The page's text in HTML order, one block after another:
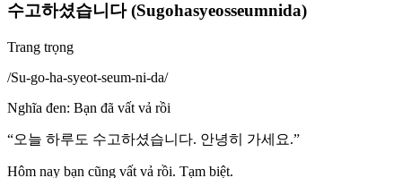
수고하셨습니다 (Sugohasyeosseumnida)
Trang trọng
/Su-go-ha-syeot-seum-ni-da/
Nghĩa đen: Bạn đã vất vả rồi
“오늘 하루도 수고하셨습니다. 안녕히 가세요.”
Hôm nay bạn cũng vất vả rồi. Tạm biệt.